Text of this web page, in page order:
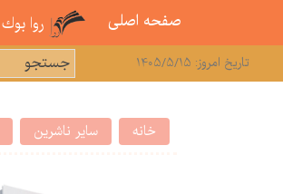
صفحه اصلی روا بوك
تاریخ امروز: 1405/5/15
خانه سایر ناشرین